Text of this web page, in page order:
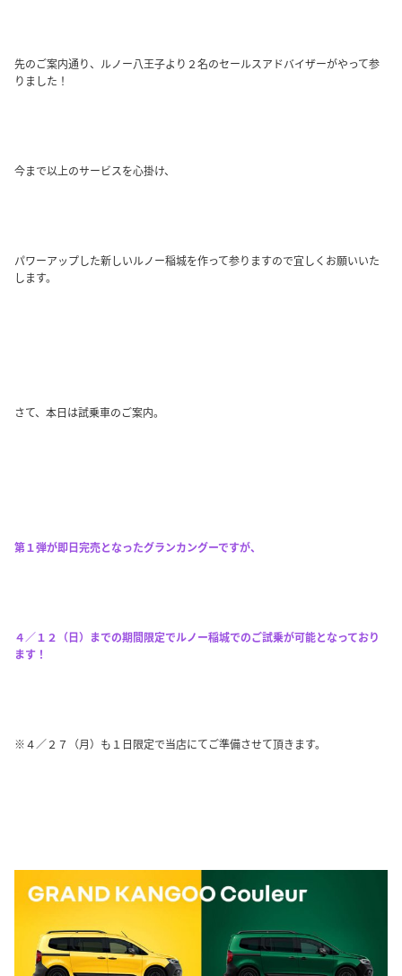
先のご案内通り、ルノー八王子より２名のセールスアドバイザーがやって参
りました！
今まで以上のサービスを心掛け、
パワーアップした新しいルノー稲城を作って参りますので宜しくお願いいた
します。
さて、本日は試乗車のご案内。
第１弾が即日完売となったグランカングーですが、
４／１２（日）までの期間限定でルノー稲城でのご試乗が可能となっており
ます！
※４／２７（月）も１日限定で当店にてご準備させて頂きます。